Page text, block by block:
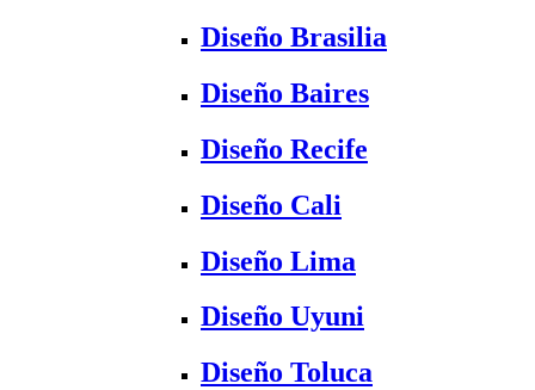
Diseño Brasilia
Diseño Baires
Diseño Recife
Diseño Cali
Diseño Lima
Diseño Uyuni
Diseño Toluca